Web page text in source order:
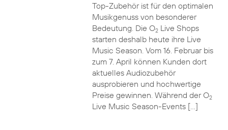
Top-Zubehör ist für den optimalen
Musikgenuss von besonderer
Bedeutung. Die O2Live Shops
starten deshalb heute ihre Live
Music Season. Vom 16. Februar bis
zum 7. April können Kunden dort
aktuelles Audiozubehör
ausprobieren und hochwertige
Preise gewinnen. Während der O2
Live Music Season-Events […]